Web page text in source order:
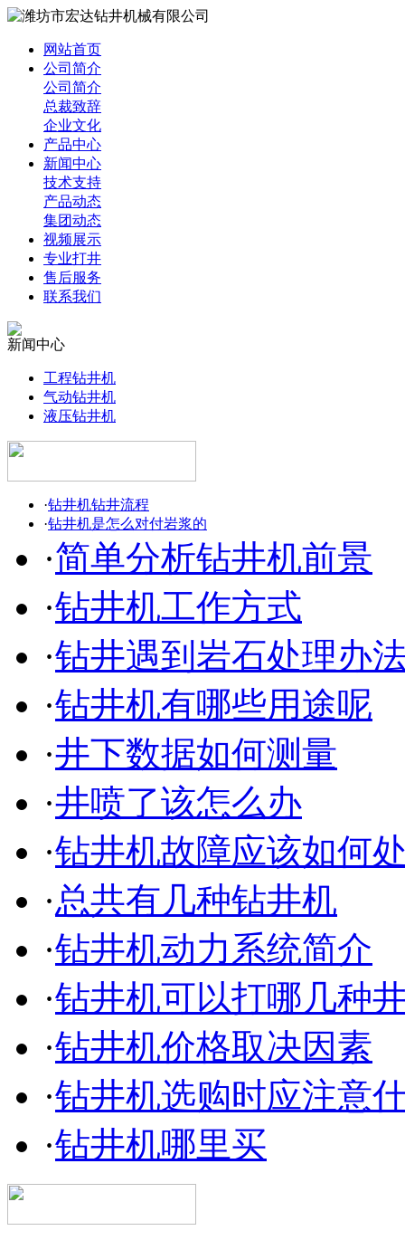
网站首页
公司简介
公司简介
总裁致辞
企业文化
产品中心
新闻中心
技术支持
产品动态
集团动态
视频展示
专业打井
售后服务
联系我们
新闻中心
工程钻井机
气动钻井机
液压钻井机
·钻井机钻井流程
·钻井机是怎么对付岩浆的
·简单分析钻井机前景
·钻井机工作方式
·钻井遇到岩石处理办
·钻井机有哪些用途呢
·井下数据如何测量
·井喷了该怎么办
·钻井机故障应该如何
·总共有几种钻井机
·钻井机动力系统简介
·钻井机可以打哪几种
·钻井机价格取决因素
·钻井机选购时应注意
·钻井机哪里买